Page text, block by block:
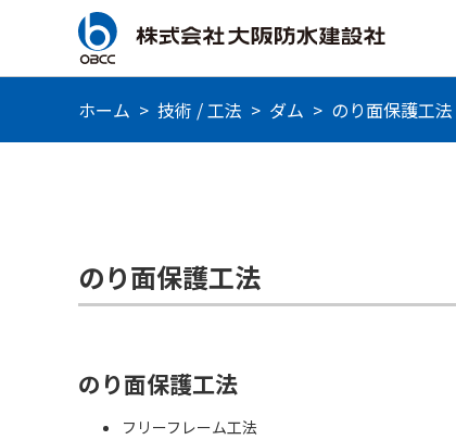
ホーム > 技術 / 工法 > ダム > のり面保護工法
のり面保護工法
のり面保護工法
フリーフレーム工法